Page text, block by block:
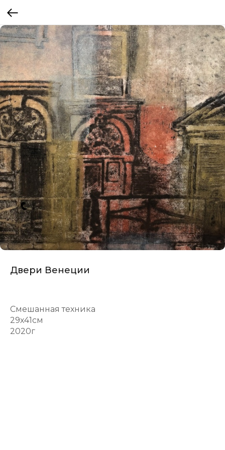
Двери Венеции
Смешанная техника
29х41см
2020г